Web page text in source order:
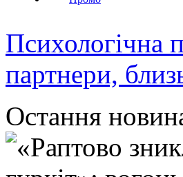
Психологічна
партнери,
Остання